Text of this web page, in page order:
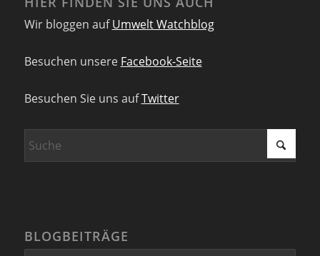
Wir bloggen aufUmwelt Watchblog
Besuchen unsere Facebook-Seite
Besuchen Sie uns aufTwitter
BLOGBEITRÄGE